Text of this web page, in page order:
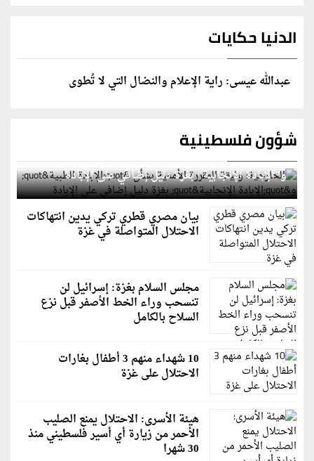
الدنيا حكايات
عبدالله عيسى: راية الإعلام والنضال التي لا تُطوى
شؤون فلسطينية
الخارجية: وثيقة المقررة الأممية بشأن "الإبادة الطبية"
و"الإبادة الإنجابية" بغزة دليل إضافي على الإبادة
بيان مصري قطري تركي يدين انتهاكات
الاحتلال المتواصلة في غزة
مجلس السلام بغزة: إسرائيل لن
تنسحب وراء الخط الأصفر قبل نزع
السلاح بالكامل
10 شهداء منهم 3 أطفال بغارات
الاحتلال على غزة
هيئة الأسرى: الاحتلال يمنع الصليب
الأحمر من زيارة أي أسير فلسطيني منذ
30 شهرا